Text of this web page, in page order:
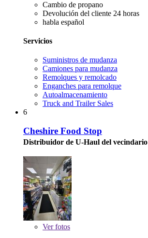
Cambio de propano
Devolución del cliente 24 horas
habla español
Servicios
Suministros de mudanza
Camiones para mudanza
Remolques y remolcado
Enganches para remolque
Autoalmacenamiento
Truck and Trailer Sales
6
Cheshire Food Stop
Distribuidor de U-Haul del vecindario
Verfotos